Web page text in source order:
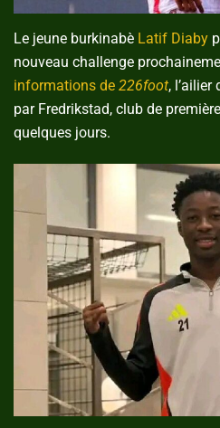
Le jeune burkinabè Latif Diaby
nouveau challenge
informations de 226foot, l’ailier
par Fredrikstad, club de
quelques jours.